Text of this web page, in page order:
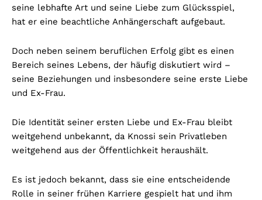
seine lebhafte Art und seine Liebe zum Glücksspiel,
hat er eine beachtliche Anhängerschaft aufgebaut.
Doch neben seinem beruflichen Erfolg gibt es einen
Bereich seines Lebens, der häufig diskutiert wird –
seine Beziehungen und insbesondere seine erste Liebe
und Ex-Frau.
Die Identität seiner ersten Liebe und Ex-Frau bleibt
weitgehend unbekannt, da Knossi sein Privatleben
weitgehend aus der Öffentlichkeit heraushält.
Es ist jedoch bekannt, dass sie eine entscheidende
Rolle in seiner frühen Karriere gespielt hat und ihm